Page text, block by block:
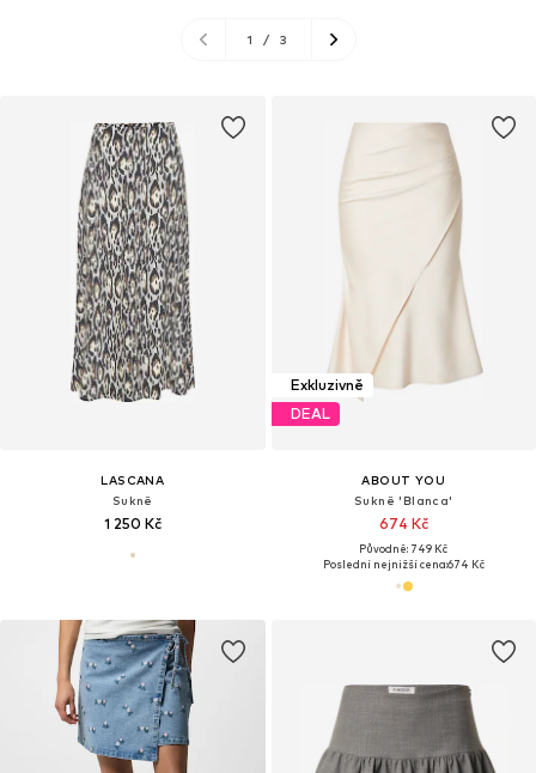
LASCANA
Sukně
1 250 Kč
Exkluzivně
DEAL
ABOUT YOU
Sukně 'Blanca'
674 Kč
Původně: 749 Kč
Poslední nejnižší cena:674 Kč
1 / 3